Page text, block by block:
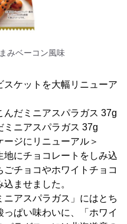
みベーコン風味
スケットを大幅リニューア
だミニアスパラガス 37g
ミニアスパラガス 37g
ージにリニューアル＞
にチョコレートをしみ込
チョコやホワイトチョコ
ませました。
ニアスパラガス」にはとち
ぱい味わいに、「ホワイ